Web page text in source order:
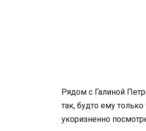
Рядом с Галиной
так, будто ему
укоризненно